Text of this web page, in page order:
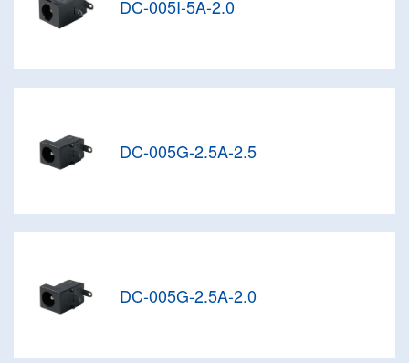
DC-005I-5A-2.0
DC-005G-2.5A-2.5
DC-005G-2.5A-2.0